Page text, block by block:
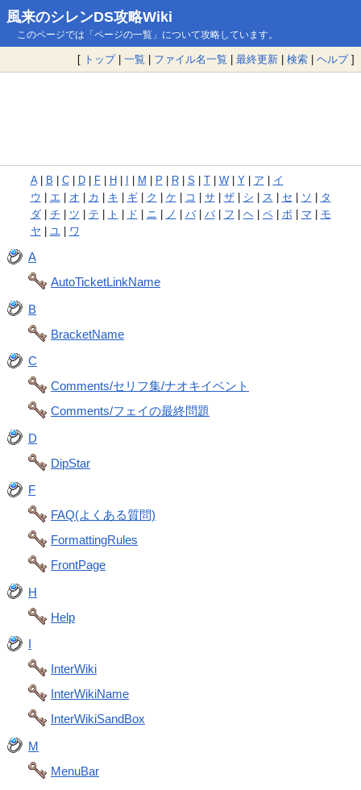
風来のシレンDS攻略Wiki
このページでは「ページの一覧」について攻略しています。
[ トップ| 一覧 | ファイル名一覧 | 最終更新 | 検索 | ヘルプ]
A| B C| D| F| H M P R| S T| W| Y| ア
イ
ウ
エ オ カ キ ギ| ク ケ コ サ| ザ| シ ス セ ソ
タ
ダ| チ ツ テ ト ド ニ ノ バ| パ| フ ヘ| ペ| ボ| マ
モ
ヤ
ユ| ワ
A
AutoTicketLinkName
B
BracketName
C
Comments/セリフ集/ナオキイベント
Comments/フェイの最終問題
D
DipStar
F
FAQ(よくある質問)
FormattingRules
FrontPage
H
Help
I
InterWiki
InterWikiName
InterWikiSandBox
M
MenuBar